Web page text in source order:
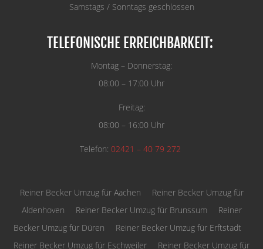
Samstags / Sonntags geschlossen
TELEFONISCHE ERREICHBARKEIT:
Montag – Donnerstag:
08:00 – 17:00 Uhr
Freitag:
08:00 – 16:00 Uhr
Telefon: 02421 – 40 79 272
Reiner Becker Umzug für Aachen
Reiner Becker Umzug für
Aldenhoven
Reiner Becker Umzug für Brunssum
Reiner
Becker Umzug für Düren
Reiner Becker Umzug für Erftstadt
Reiner Becker Umzug für Eschweiler
Reiner Becker Umzug für